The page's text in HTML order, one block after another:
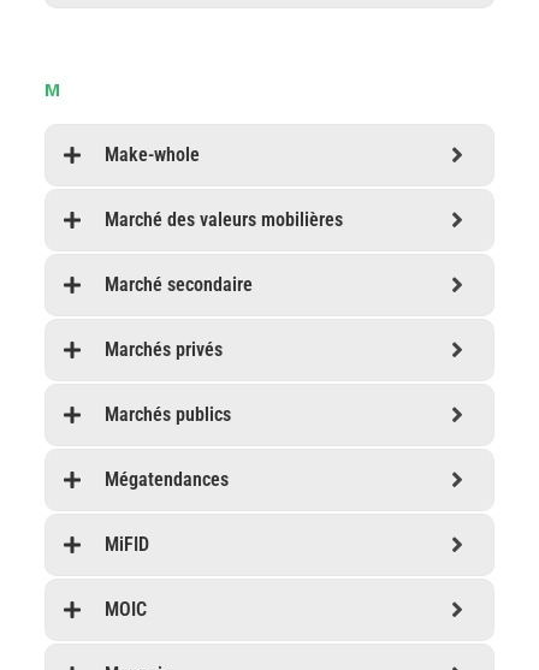
M
Make-whole
Marché des valeurs mobilières
Marché secondaire
Marchés privés
Marchés publics
Mégatendances
MiFID
MOIC